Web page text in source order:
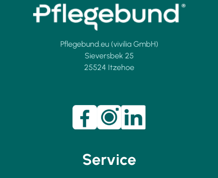
Pflegebund.eu (vivilia GmbH)
Sieversbek 25
25524 Itzehoe
Service